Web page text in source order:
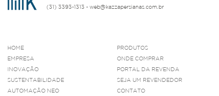
(31) 3393-1313 - web@kazzapersianas.com.br
HOME
EMPRESA
INOVAÇÃO
SUSTENTABILIDADE
AUTOMAÇÃO NEO
PRODUTOS
ONDE COMPRAR
PORTAL DA REVENDA
SEJA UM REVENDEDOR
CONTATO